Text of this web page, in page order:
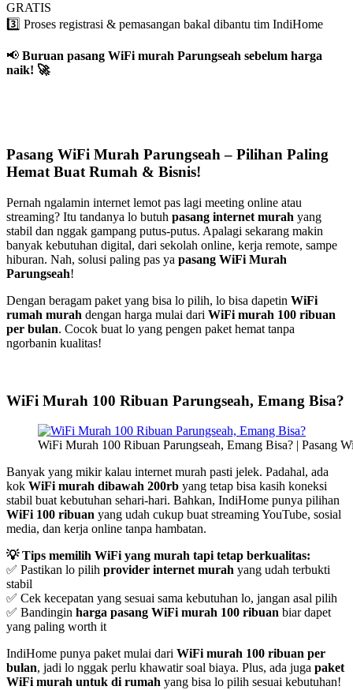
GRATIS
3️⃣ Proses registrasi & pemasangan bakal dibantu tim IndiHome
📢 Buruan pasang WiFi murah Parungseah sebelum harga
naik! 🚀
Pasang WiFi Murah Parungseah – Pilihan Paling
Hemat Buat Rumah & Bisnis!
Pernah ngalamin internet lemot pas lagi meeting online atau
streaming? Itu tandanya lo butuh pasang internet murah yang
stabil dan nggak gampang putus-putus. Apalagi sekarang makin
banyak kebutuhan digital, dari sekolah online, kerja remote, sampe
hiburan. Nah, solusi paling pas ya pasang WiFi Murah
Parungseah!
Dengan beragam paket yang bisa lo pilih, lo bisa dapetin WiFi
rumah murah dengan harga mulai dari WiFi murah 100 ribuan
per bulan. Cocok buat lo yang pengen paket hemat tanpa
ngorbanin kualitas!
WiFi Murah 100 Ribuan Parungseah, Emang Bisa?
WiFi Murah 100 Ribuan Parungseah, Emang Bisa? | Pasang
Banyak yang mikir kalau internet murah pasti jelek. Padahal, ada
kok WiFi murah dibawah 200rb yang tetap bisa kasih koneksi
stabil buat kebutuhan sehari-hari. Bahkan, IndiHome punya pilihan
WiFi 100 ribuan yang udah cukup buat streaming YouTube, sosial
media, dan kerja online tanpa hambatan.
💡 Tips memilih WiFi yang murah tapi tetap berkualitas:
✅ Pastikan lo pilih provider internet murah yang udah terbukti
stabil
✅ Cek kecepatan yang sesuai sama kebutuhan lo, jangan asal pilih
✅ Bandingin harga pasang WiFi murah 100 ribuan biar dapet
yang paling worth it
IndiHome punya paket mulai dari WiFi murah 100 ribuan per
bulan, jadi lo nggak perlu khawatir soal biaya. Plus, ada juga paket
WiFi murah untuk di rumah yang bisa lo pilih sesuai kebutuhan!